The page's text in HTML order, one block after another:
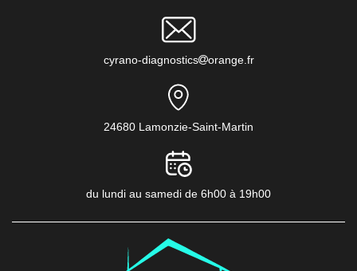
cyrano-diagnostics orange.fr
24680 Lamonzie-Saint-Martin
du lundi au samedi de 6h00 à 19h00